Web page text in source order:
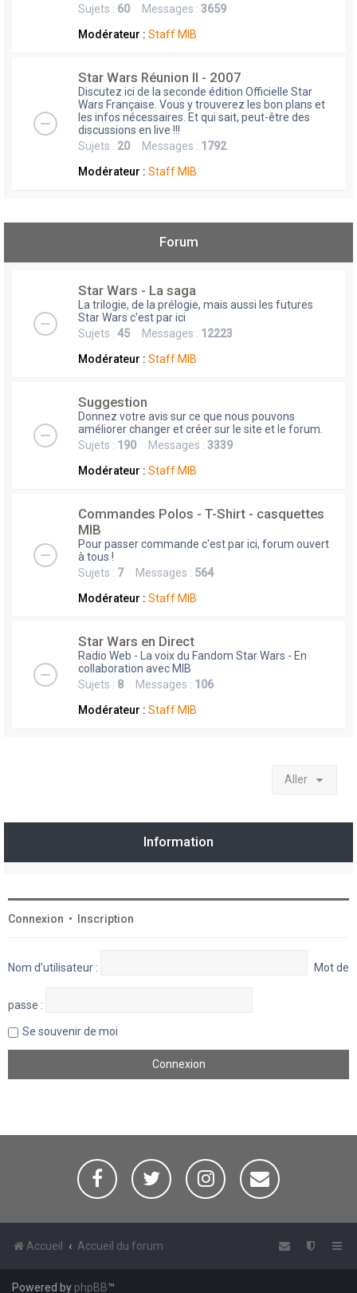
Sujets : 60 Messages : 3659
Modérateur : Staff MIB
Star Wars Réunion II - 2007
Discutez ici de la seconde édition Officielle Star
Wars Française. Vous y trouverez les bon plans et
les infos nécessaires. Et qui sait, peut-être des
discussions en live !!!
Sujets : 20 Messages : 1792
Modérateur : Staff MIB
Forum
Star Wars - La saga
La trilogie, de la prélogie, mais aussi les futures
Star Wars c'est par ici
Sujets : 45 Messages : 12223
Modérateur : Staff MIB
Suggestion
Donnez votre avis sur ce que nous pouvons
améliorer changer et créer sur le site et le forum.
Sujets : 190 Messages : 3339
Modérateur : Staff MIB
Commandes Polos - T-Shirt - casquettes
MIB
Pour passer commande c'est par ici, forum ouvert
à tous !
Sujets : 7Messages : 564
Modérateur : Staff MIB
Star Wars en Direct
Radio Web - La voix du Fandom Star Wars - En
collaboration avec MIB
Sujets : 8 Messages : 106
Modérateur : Staff MIB
Aller
Information
Connexion • Inscription
Nom d’utilisateur : Mot de
passe :
Se souvenir de moi
Accueil Accueil du forum
Powered by phpBB™